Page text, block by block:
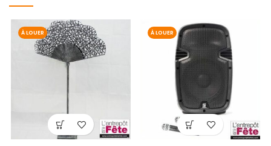
À LOUER À LOUER